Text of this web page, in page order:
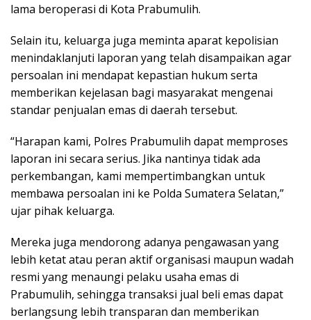
lama beroperasi di Kota Prabumulih.
Selain itu, keluarga juga meminta aparat kepolisian
menindaklanjuti laporan yang telah disampaikan agar
persoalan ini mendapat kepastian hukum serta
memberikan kejelasan bagi masyarakat mengenai
standar penjualan emas di daerah tersebut.
“Harapan kami, Polres Prabumulih dapat memproses
laporan ini secara serius. Jika nantinya tidak ada
perkembangan, kami mempertimbangkan untuk
membawa persoalan ini ke Polda Sumatera Selatan,”
ujar pihak keluarga.
Mereka juga mendorong adanya pengawasan yang
lebih ketat atau peran aktif organisasi maupun wadah
resmi yang menaungi pelaku usaha emas di
Prabumulih, sehingga transaksi jual beli emas dapat
berlangsung lebih transparan dan memberikan